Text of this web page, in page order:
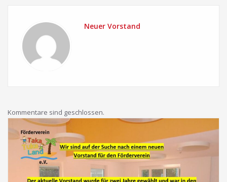
Neuer Vorstand
Kommentare sind geschlossen.